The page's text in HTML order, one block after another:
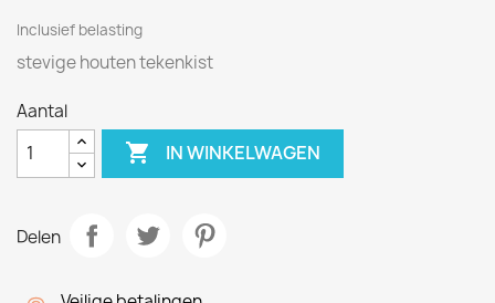
Inclusief belasting
stevige houten tekenkist
Aantal
 IN WINKELWAGEN
Delen